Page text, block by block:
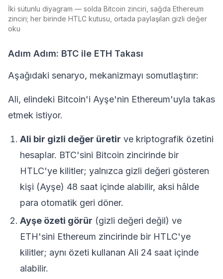
İki sütunlu diyagram — solda Bitcoin zinciri, sağda Ethereum
zinciri; her birinde HTLC kutusu, ortada paylaşılan gizli değer
oku
Adım Adım: BTC ile ETH Takası
Aşağıdaki senaryo, mekanizmayı somutlaştırır:
Ali, elindeki Bitcoin'i Ayşe'nin Ethereum'uyla takas
etmek istiyor.
Ali bir gizli değer üretir ve kriptografik özetini
hesaplar. BTC'sini Bitcoin zincirinde bir
HTLC'ye kilitler; yalnızca gizli değeri gösteren
kişi (Ayşe) 48 saat içinde alabilir, aksi hâlde
para otomatik geri döner.
Ayşe özeti görür (gizli değeri değil) ve
ETH'sini Ethereum zincirinde bir HTLC'ye
kilitler; aynı özeti kullanan Ali 24 saat içinde
alabilir.